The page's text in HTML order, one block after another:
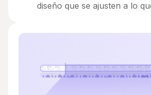
diseño que se ajusten a lo